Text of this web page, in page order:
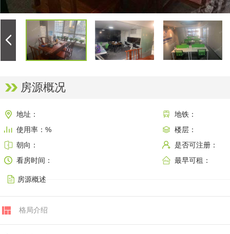
房源概况
地址：
地铁：
使用率：%
楼层：
朝向：
是否可注册：
看房时间：
最早可租：
房源概述
格局介绍